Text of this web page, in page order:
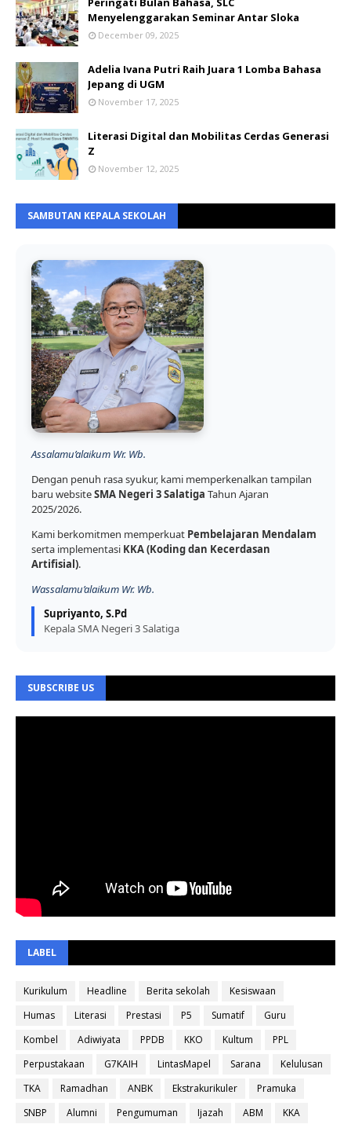
Menyelenggarakan Seminar Antar Sloka
December 09, 2025
Adelia Ivana Putri Raih Juara 1 Lomba Bahasa
Jepang di UGM
November 17, 2025
Literasi Digital dan Mobilitas Cerdas Generasi
Z
November 12, 2025
SAMBUTAN KEPALA SEKOLAH
Assalamu’alaikum Wr. Wb.
Dengan penuh rasa syukur, kami memperkenalkan tampilan
baru websiteSMA Negeri 3 Salatiga Tahun Ajaran
2025/2026.
Kami berkomitmen memperkuat Pembelajaran Mendalam
serta implementasi KKA (Koding dan Kecerdasan
Artifisial).
Wassalamu’alaikum Wr. Wb.
Supriyanto, S.Pd
Kepala SMA Negeri 3 Salatiga
SUBSCRIBE US
LABEL
Kurikulum Headline Berita sekolah
Kesiswaan
Humas
Literasi Prestasi P5 Sumatif
Guru
Kombel
Adiwiyata PPDB KKO Kultum
PPL
Perpustakaan
G7KAIH LintasMapel Sarana
Kelulusan
TKA
Ramadhan ANBK Ekstrakurikuler
Pramuka
SNBP
Alumni Pengumuman Ijazah ABM
KKA